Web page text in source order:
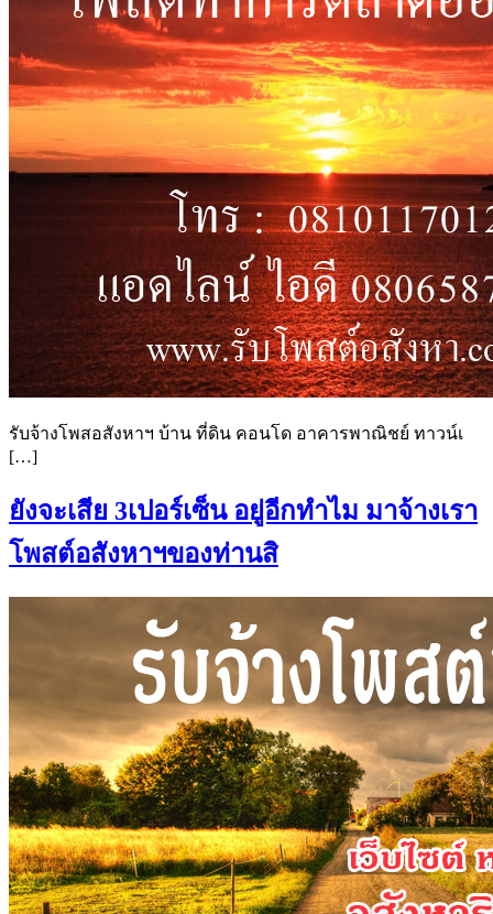
รับจ้างโพสอสังหาฯ บ้าน ที่ดิน คอนโด อาคารพาณิชย์ ทาวน์เ
[…]
ยังจะเสีย 3เปอร์เซ็น อยู่อีกทำไม มาจ้างเรา
โพสต์อสังหาฯของท่านสิ